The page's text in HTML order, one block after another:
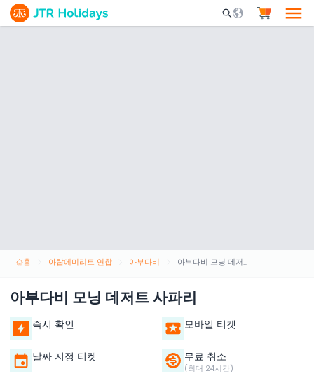
Mobile Search
홈 아랍에미리트 연합 아부다비 아부다비 모닝 데저트 사파리
아부다비 모닝 데저트 사파리
즉시 확인 모바일 티켓
날짜 지정 티켓 무료 취소
(최대 24시간)